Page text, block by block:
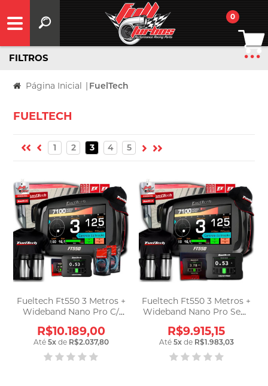
0
Página Inicial | FuelTech
FILTROS
FUELTECH
1 2 3 4 5
Fueltech Ft550 3 Metros +
Wideband Nano Pro C/
R$10.189,00
Até 5xde R$2.037,80
Fueltech Ft550 3 Metros +
Wideband Nano Pro Sem
R$9.915,15
Até 5xde R$1.983,03